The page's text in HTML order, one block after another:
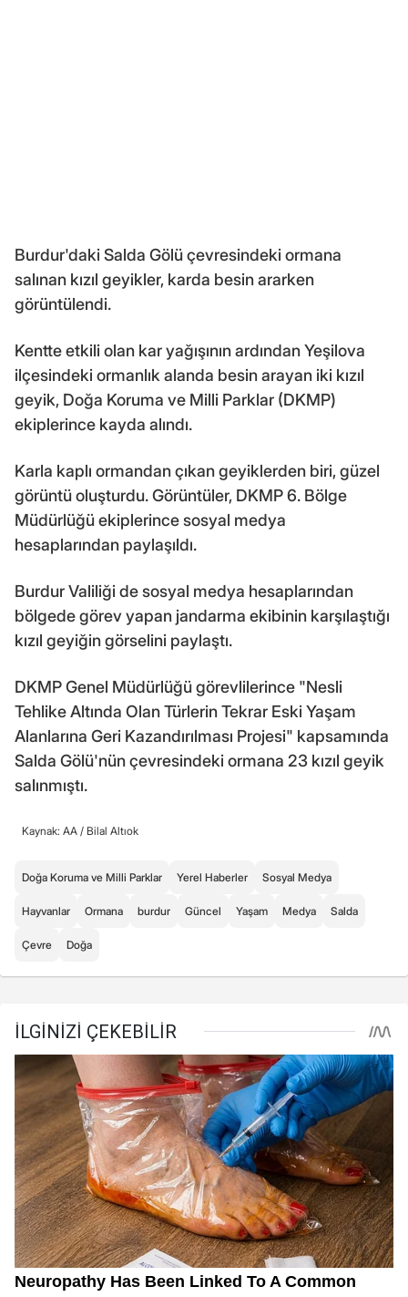
Burdur'daki Salda Gölü çevresindeki ormana
salınan kızıl geyikler, karda besin ararken
görüntülendi.
Kentte etkili olan kar yağışının ardından Yeşilova
ilçesindeki ormanlık alanda besin arayan iki kızıl
geyik, Doğa Koruma ve Milli Parklar (DKMP)
ekiplerince kayda alındı.
Karla kaplı ormandan çıkan geyiklerden biri, güzel
görüntü oluşturdu. Görüntüler, DKMP 6. Bölge
Müdürlüğü ekiplerince sosyal medya
hesaplarından paylaşıldı.
Burdur Valiliği de sosyal medya hesaplarından
bölgede görev yapan jandarma ekibinin karşılaştığı
kızıl geyiğin görselini paylaştı.
DKMP Genel Müdürlüğü görevlilerince "Nesli
Tehlike Altında Olan Türlerin Tekrar Eski Yaşam
Alanlarına Geri Kazandırılması Projesi" kapsamında
Salda Gölü'nün çevresindeki ormana 23 kızıl geyik
salınmıştı.
Kaynak: AA / Bilal Altıok
Doğa Koruma ve Milli Parklar Yerel Haberler Sosyal Medya
Hayvanlar Ormana burdur Güncel Yaşam Medya Salda
Çevre Doğa